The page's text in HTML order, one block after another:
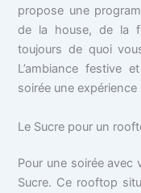
propose une
de la house, de la
toujours de quoi
L’ambiance festive
soirée une expérience
Le Sucre pour un
Pour une soirée avec
Sucre. Ce rooftop